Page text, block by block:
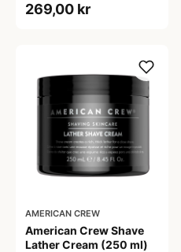
269,00 kr
AMERICAN CREW
American Crew Shave
Lather Cream (250 ml)